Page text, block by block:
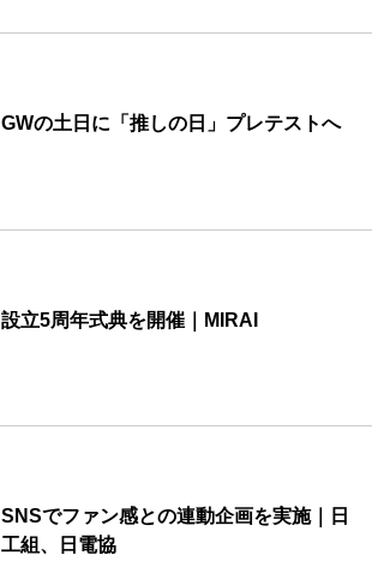
GWの土日に「推しの日」プレテストへ
設立5周年式典を開催｜MIRAI
SNSでファン感との連動企画を実施｜日
工組、日電協